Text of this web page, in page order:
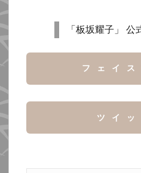
「板坂耀子」
フェイ
ツイッ